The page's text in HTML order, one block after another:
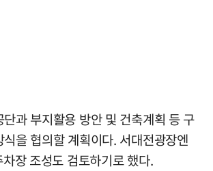
과 부지활용 방안 및 건축계획 등 구
을 협의할 계획이다. 서대전광장엔
장 조성도 검토하기로 했다.